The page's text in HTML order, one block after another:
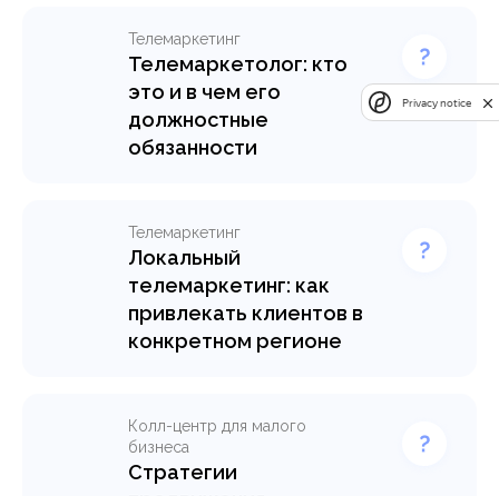
Телемаркетинг
Телемаркетолог: кто
это и в чем его
должностные
обязанности
отдела телемаркетинга,
какие задачи входят в их
сферу деятельности, какие
выделяют специализации и
в каких отраслях
телемаркетологи могут
Узнать подробнее >
Телемаркетинг
Локальный
телемаркетинг: как
привлекать клиентов в
конкретном регионе
адаптировать скрипты под
регион и повысить качество
лидов.
Колл-центр для малого
бизнеса
Стратегии
Privacy notice